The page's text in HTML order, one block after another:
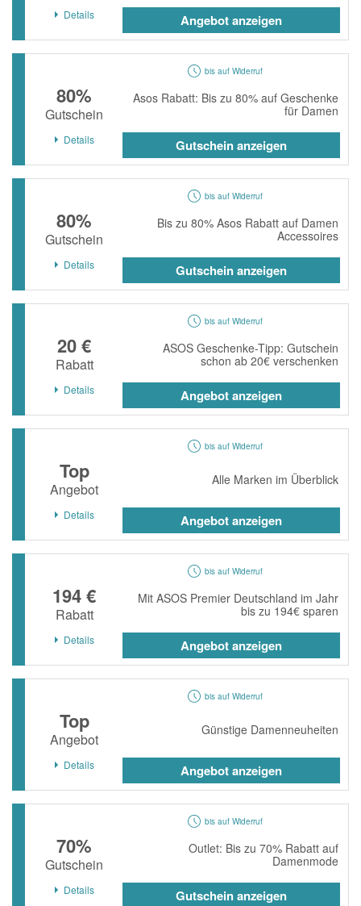
Details Angebot anzeigen
bis auf Widerruf
80%
Gutschein
Asos Rabatt: Bis zu 80% auf Geschenke
für Damen
Details Gutschein anzeigen
bis auf Widerruf
80%
Gutschein
Bis zu 80% Asos Rabatt auf Damen
Accessoires
Details Gutschein anzeigen
bis auf Widerruf
20 €
Rabatt
ASOS Geschenke-Tipp: Gutschein
schon ab 20€ verschenken
Details Angebot anzeigen
bis auf Widerruf
Top
Angebot
Alle Marken im Überblick
Details Angebot anzeigen
bis auf Widerruf
194 €
Rabatt
Mit ASOS Premier Deutschland im Jahr
bis zu 194€ sparen
Details Angebot anzeigen
bis auf Widerruf
Top
Angebot
Günstige Damenneuheiten
Details Angebot anzeigen
bis auf Widerruf
70%
Gutschein
Outlet: Bis zu 70% Rabatt auf
Damenmode
Details Gutschein anzeigen